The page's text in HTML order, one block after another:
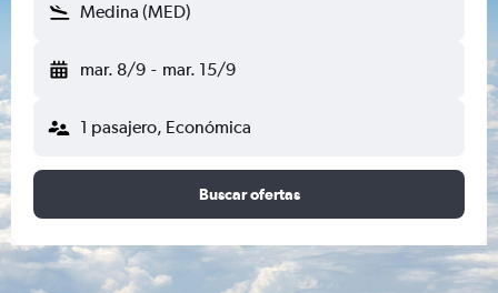
Medina (MED)
mar. 8/9 - mar. 15/9
1 pasajero, Económica
Buscar ofertas